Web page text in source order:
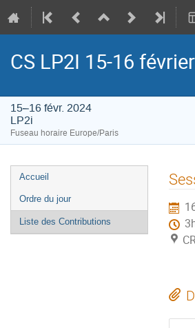
CS LP2I 15-16
15–16 févr. 2024
LP2i
Fuseau horaire Europe/Paris
Menu
de
l'événement
Accueil
Ordre du jour
Liste des Contributions